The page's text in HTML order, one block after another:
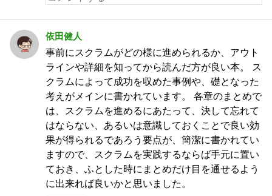
依田健人
事前にスクラムがどの様に進められるか、アウト
ラインや詳細を知ってから読んだ方が良い本。 ス
クラムによって成功を収めた事例や、礎となった
考えがメインに書かれています。 各章のまとめで
は、スクラムを進めるにあたって、決して忘れて
はならない、あるいは意識しておくことで良い効
果が得られるであろう要点が、簡潔に書かれてい
ますので、スクラムを実践するならば手元に置い
ておき、ふとした時にまとめだけ目を通せるよう
に出来れば良いかと思いました。